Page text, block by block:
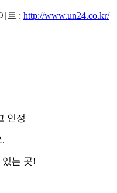
트 : http://www.un24.co.kr/
인정
.
있는 곳!